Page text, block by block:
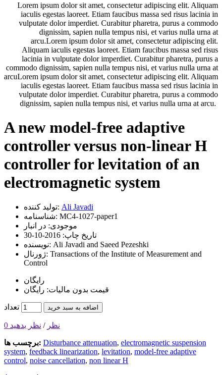
Lorem ipsum dolor sit amet, consectetur adipiscing elit. Aliquam
iaculis egestas laoreet. Etiam faucibus massa sed risus lacinia in
vulputate dolor imperdiet. Curabitur pharetra, purus a commodo
dignissim, sapien nulla tempus nisi, et varius nulla urna at
arcu.Lorem ipsum dolor sit amet, consectetur adipiscing elit.
Aliquam iaculis egestas laoreet. Etiam faucibus massa sed risus
lacinia in vulputate dolor imperdiet. Curabitur pharetra, purus a
commodo dignissim, sapien nulla tempus nisi, et varius nulla urna at
arcuLorem ipsum dolor sit amet, consectetur adipiscing elit. Aliquam
iaculis egestas laoreet. Etiam faucibus massa sed risus lacinia in
vulputate dolor imperdiet. Curabitur pharetra, purus a commodo
dignissim, sapien nulla tempus nisi, et varius nulla urna at arcu.
A new model-free adaptive
controller versus non-linear H
controller for levitation of an
electromagnetic system
تولید کننده: Ali Javadi
شناسنامه: MC4-1027-paper1
موجودی: در انبار
تاریخ چاپ: 2016-10-30
نویسنده: Ali Javadi and Saeed Pezeshki
ژورنال: Transactions of the Institute of Measurement and
Control
رایگان
قیمت بدون مالیات: رایگان
تعداد اضافه به سبد خرید
0 نظر / نظر بدهید
برچسب ها: Disturbance attenuation, electromagnetic suspension
system, feedback linearization, levitation, model-free adaptive
control, noise cancellation, non linear H